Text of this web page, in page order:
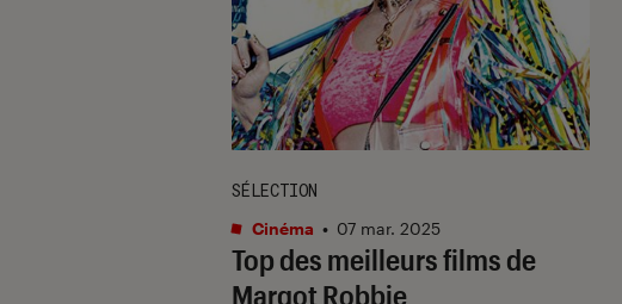
Top des meilleurs films de
Margot Robbie
SÉLECTION
Cinéma • 07 mar. 2025